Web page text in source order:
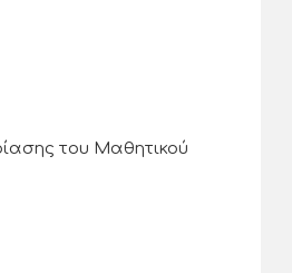
του Μαθητικού